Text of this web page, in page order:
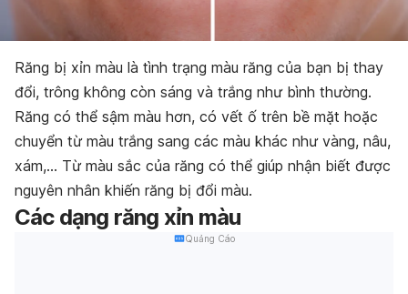
Răng bị xỉn màu là tình trạng màu răng của bạn bị thay
đổi, trông không còn sáng và trắng như bình thường.
Răng có thể sậm màu hơn, có vết ố trên bề mặt hoặc
chuyển từ màu trắng sang các màu khác như vàng, nâu,
xám,… Từ màu sắc của răng có thể giúp nhận biết được
nguyên nhân khiến răng bị đổi màu.
Các dạng răng xỉn màu
Quảng Cáo